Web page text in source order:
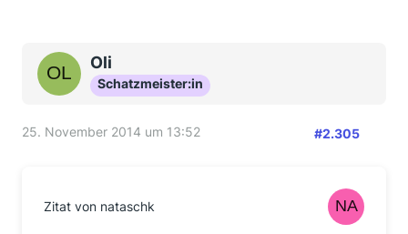
Oli
Schatzmeister:in
25. November 2014 um 13:52 #2.305
Zitat von nataschk